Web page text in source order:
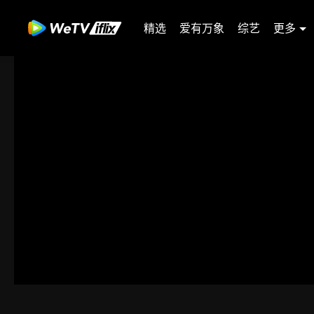
精选 爱有万象 综艺 更多